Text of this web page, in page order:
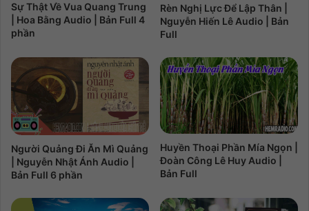
Sự Thật Về Vua Quang Trung
| Hoa Bằng Audio | Bản Full 4
phần
Rèn Nghị Lực Để Lập Thân |
Nguyễn Hiến Lê Audio | Bản
Full
Người Quảng Đi Ăn Mì Quảng
| Nguyễn Nhật Ánh Audio |
Bản Full 6 phần
Huyền Thoại Phần Mía Ngọn |
Đoàn Công Lê Huy Audio |
Bản Full